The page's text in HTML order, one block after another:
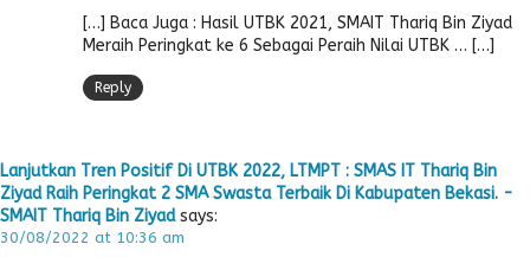
[…] Baca Juga : Hasil UTBK 2021, SMAIT Thariq Bin Ziyad
Meraih Peringkat ke 6 Sebagai Peraih Nilai UTBK … […]
Reply
Lanjutkan Tren Positif Di UTBK 2022, LTMPT : SMAS IT Thariq Bin
Ziyad Raih Peringkat 2 SMA Swasta Terbaik Di Kabupaten Bekasi. -
SMAIT Thariq Bin Ziyad says:
30/08/2022 at 10:36 am